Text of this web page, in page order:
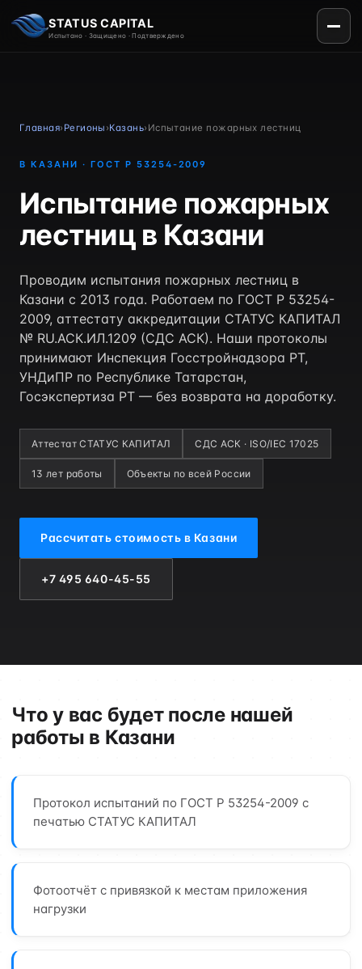
STATUS CAPITAL
Испытано · Защищено · Подтверждено
Главная› Регионы ›Казань› Испытание пожарных лестниц
В КАЗАНИ · ГОСТ Р 53254-2009
Испытание пожарных
лестниц в Казани
Проводим испытания пожарных лестниц в
Казани с 2013 года. Работаем по ГОСТ Р 53254-
2009, аттестату аккредитации СТАТУС КАПИТАЛ
№ RU.АСК.ИЛ.1209 (СДС АСК). Наши протоколы
принимают Инспекция Госстройнадзора РТ,
УНДиПР по Республике Татарстан,
Госэкспертиза РТ — без возврата на доработку.
Аттестат СТАТУС КАПИТАЛ СДС АСК · ISO/IEC 17025
13 лет работы Объекты по всей России
Рассчитать стоимость в Казани
+7 495 640-45-55
Что у вас будет после нашей
работы в Казани
Протокол испытаний по ГОСТ Р 53254-2009 с
печатью СТАТУС КАПИТАЛ
Фотоотчёт с привязкой к местам приложения
нагрузки